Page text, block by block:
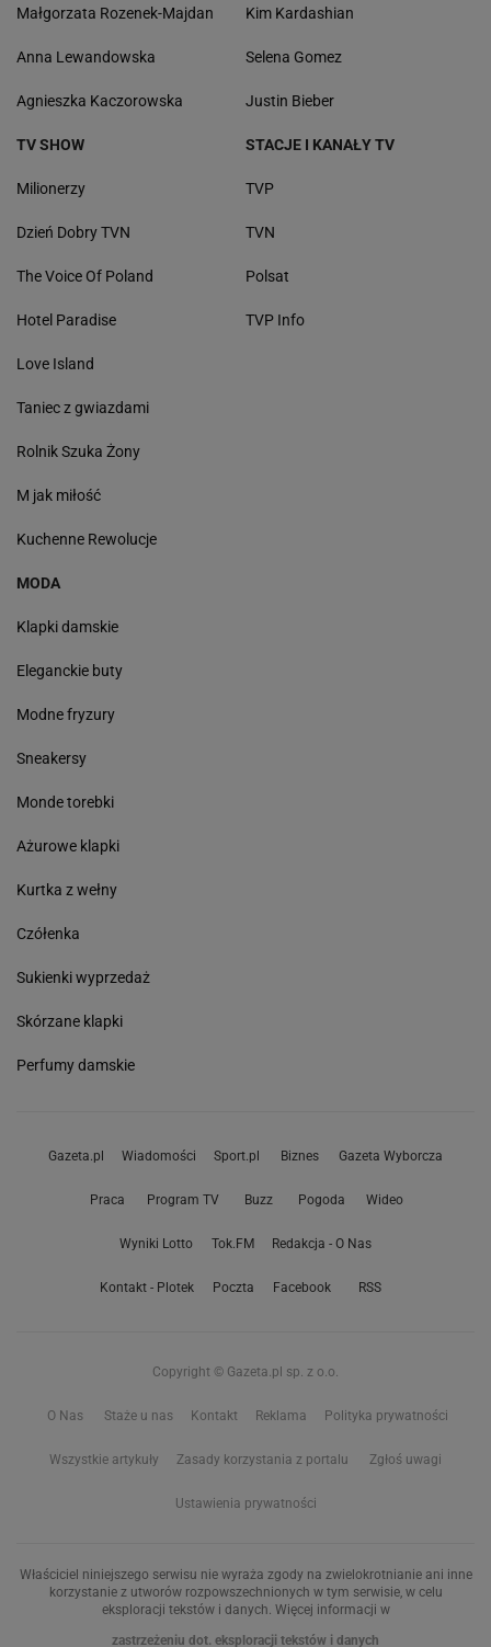
Małgorzata Rozenek-Majdan
Anna Lewandowska
Agnieszka Kaczorowska
Kim Kardashian
Selena Gomez
Justin Bieber
TV SHOW
Milionerzy
Dzień Dobry TVN
The Voice Of Poland
Hotel Paradise
Love Island
Taniec z gwiazdami
Rolnik Szuka Żony
M jak miłość
Kuchenne Rewolucje
STACJE I KANAŁY TV
TVP
TVN
Polsat
TVP Info
MODA
Klapki damskie
Eleganckie buty
Modne fryzury
Sneakersy
Monde torebki
Ażurowe klapki
Kurtka z wełny
Czółenka
Sukienki wyprzedaż
Skórzane klapki
Perfumy damskie
Gazeta.pl Wiadomości Sport.pl Biznes Gazeta Wyborcza
Praca Program TV Buzz Pogoda Wideo
Wyniki Lotto Tok.FM Redakcja - O Nas
Kontakt - Plotek Poczta Facebook RSS
Copyright © Gazeta.pl sp. z o.o.
O Nas Staże u nas Kontakt Reklama Polityka prywatności
Wszystkie artykuły Zasady korzystania z portalu Zgłoś uwagi
Ustawienia prywatności
Właściciel niniejszego serwisu nie wyraża zgody na zwielokrotnianie ani inne
korzystanie z utworów rozpowszechnionych w tym serwisie, w celu
eksploracji tekstów i danych. Więcej informacji w
zastrzeżeniu dot. eksploracji tekstów i danych